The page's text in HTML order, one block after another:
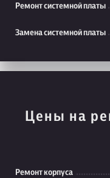
Ремонт системной платы
Замена системной платы
Цены на
Ремонт корпуса